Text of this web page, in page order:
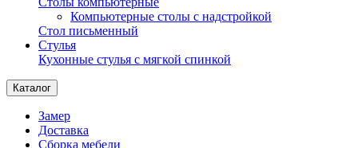
Компьютерные столы с надстройкой
Стол письменный
Стулья
Кухонные стулья с мягкой спинкой
Каталог
Замер
Доставка
Сборка мебели